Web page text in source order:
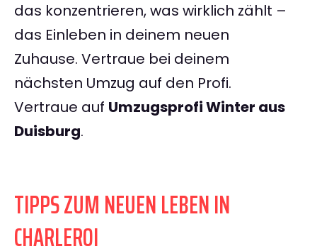
das konzentrieren, was wirklich zählt –
das Einleben in deinem neuen
Zuhause. Vertraue bei deinem
nächsten Umzug auf den Profi.
Vertraue auf Umzugsprofi Winter aus
Duisburg.
TIPPS ZUM NEUEN LEBEN IN
CHARLEROI